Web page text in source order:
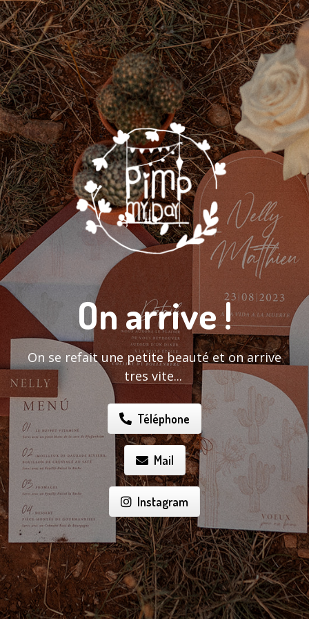
On arrive !
On se refait une petite beauté et on arrive
tres vite...
Téléphone
Mail
Instagram